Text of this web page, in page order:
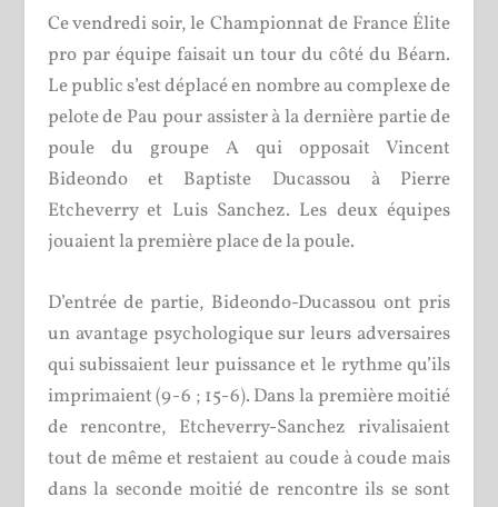
Ce vendredi soir, le Championnat de France Élite
pro par équipe faisait un tour du côté du Béarn.
Le public s’est déplacé en nombre au complexe de
pelote de Pau pour assister à la dernière partie de
poule du groupe A qui opposait Vincent
Bideondo et Baptiste Ducassou à Pierre
Etcheverry et Luis Sanchez. Les deux équipes
jouaient la première place de la poule.
D’entrée de partie, Bideondo-Ducassou ont pris
un avantage psychologique sur leurs adversaires
qui subissaient leur puissance et le rythme qu’ils
imprimaient (9-6 ; 15-6). Dans la première moitié
de rencontre, Etcheverry-Sanchez rivalisaient
tout de même et restaient au coude à coude mais
dans la seconde moitié de rencontre ils se sont